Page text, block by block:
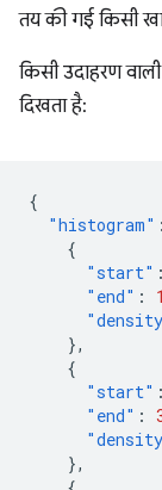
तय की गई किसी
किसी उदाहरण
दिखता है:
{
"histogram" :
{
"start" :
"end" :
},
{
"start" :
"end" :
},